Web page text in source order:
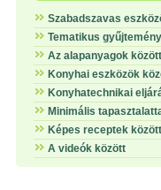
Szabadszavas
Tematikus
Az alapanyagok között
Konyhai eszközök
Konyhatechnikai
Minimális
Képes receptek között
A videók között